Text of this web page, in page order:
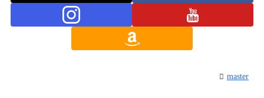
master